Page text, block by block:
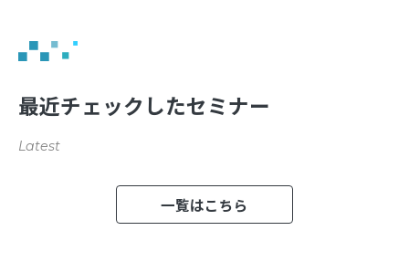
最近チェックしたセミナー
Latest
一覧はこちら